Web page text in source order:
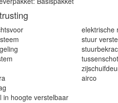
in hoogte verstelbaar
elektrische
stuur
airco